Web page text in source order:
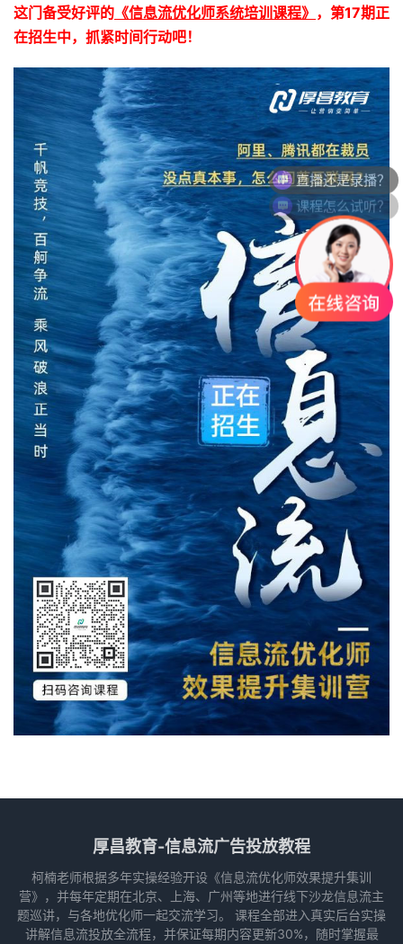
这门备受好评的 《信息流优化师系统培训课程》 ，第17期正
在招生中，抓紧时间行动吧！
厚昌教育-信息流广告投放教程
柯楠老师根据多年实操经验开设《信息流优化师效果提升集训
营》，并每年定期在北京、上海、广州等地进行线下沙龙信息流主
题巡讲，与各地优化师一起交流学习。 课程全部进入真实后台实操
讲解信息流投放全流程，并保证每期内容更新30%，随时掌握最
直播还是录播？
课程怎么试听？